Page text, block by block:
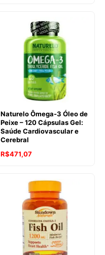
Naturelo Ômega-3 Óleo de
Peixe – 120 Cápsulas Gel:
Saúde Cardiovascular e
Cerebral
R$471,07